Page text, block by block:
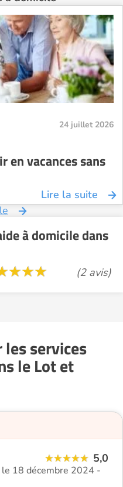
24 juillet 2026
en vacances sans
Lire la suite
à domicile dans
(2 avis)
les services
le Lot et
5,0
18 décembre 2024 -